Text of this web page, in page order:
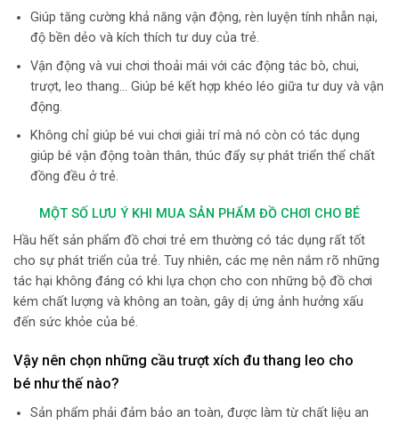
Giúp tăng cường khả năng vận động, rèn luyện tính nhẫn nại,
độ bền dẻo và kích thích tư duy của trẻ.
Vận động và vui chơi thoải mái với các động tác bò, chui,
trượt, leo thang… Giúp bé kết hợp khéo léo giữa tư duy và vận
động.
Không chỉ giúp bé vui chơi giải trí mà nó còn có tác dụng
giúp bé vận động toàn thân, thúc đẩy sự phát triển thể chất
đồng đều ở trẻ.
MỘT SỐ LƯU Ý KHI MUA SẢN PHẨM ĐỒ CHƠI CHO BÉ
Hầu hết sản phẩm đồ chơi trẻ em thường có tác dụng rất tốt
cho sự phát triển của trẻ. Tuy nhiên, các mẹ nên nắm rõ những
tác hại không đáng có khi lựa chọn cho con những bộ đồ chơi
kém chất lượng và không an toàn, gây dị ứng ảnh hưởng xấu
đến sức khỏe của bé.
Vậy nên chọn những cầu trượt xích đu thang leo cho
bé như thế nào?
Sản phẩm phải đảm bảo an toàn, được làm từ chất liệu an